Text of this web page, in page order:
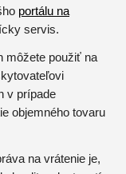
portálu na
servis.
môžete použiť na
v prípade
objemného tovaru
na vrátenie je,